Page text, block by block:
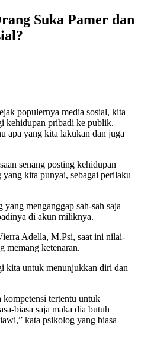
Suka Pamer dan
populernya media sosial, kita
kehidupan pribadi ke publik.
apa yang kita lakukan dan juga
senang posting kehidupan
kita punyai, sebagai perilaku
menganggap sah-sah saja
di akun miliknya.
Adella, M.Psi, saat ini nilai-
memang ketenaran.
kita untuk menunjukkan diri dan
tertentu untuk
biasa saja maka dia butuh
kata psikolog yang biasa